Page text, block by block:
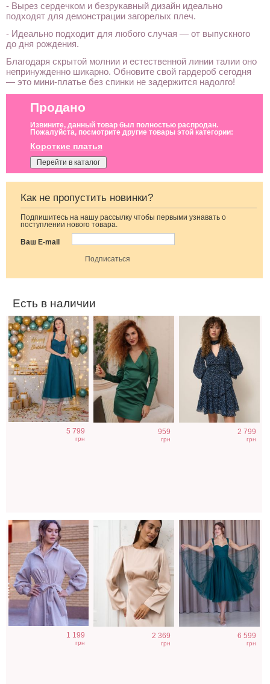
- Вырез сердечком и безрукавный дизайн идеально
подходят для демонстрации загорелых плеч.
- Идеально подходит для любого случая — от выпускного
до дня рождения.
Благодаря скрытой молнии и естественной линии талии оно
непринужденно шикарно. Обновите свой гардероб сегодня
— это мини-платье без спинки не задержится надолго!
Продано
Извините, данный товар был полностью распродан.
Пожалуйста, посмотрите другие товары этой категории:
Короткие платья
Перейти в каталог
Как не пропустить новинки?
Подпишитесь на нашу рассылку чтобы первыми узнавать о
поступлении нового товара.
Ваш E-mail
Есть в наличии
Модное
корсетное
зеленое платье
миди длины
5 799
грн
Элегантное
облегающее
изумрудного
цвета
959
грн
Легкое
2 799
грн
Длинное
вельветовое
бежевое платье
1 199
грн
Елегантное
бежевое платье
миди длины с
2 369
грн
Трендовое
корсетное
6 599
грн
Коктейльное
короткое платье-
шорты белого
Миди молочное
платье на
короткий рукав
Коктейльное
бежевое платье